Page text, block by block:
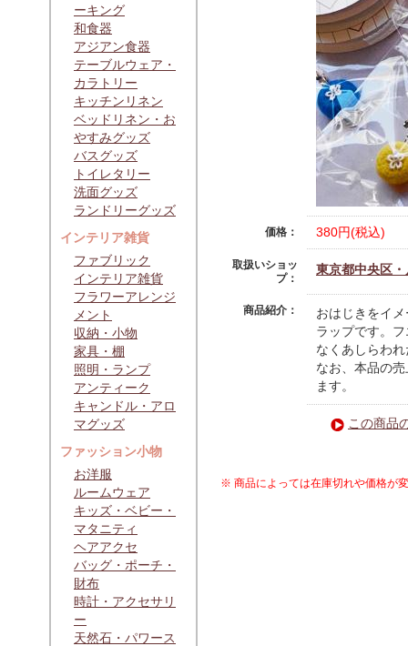
ーキング
和食器
アジアン食器
テーブルウェア・
カラトリー
キッチンリネン
ベッドリネン・お
やすみグッズ
バスグッズ
トイレタリー
洗面グッズ
ランドリーグッズ
インテリア雑貨
ファブリック
インテリア雑貨
フラワーアレンジ
メント
収納・小物
家具・棚
照明・ランプ
アンティーク
キャンドル・アロ
マグッズ
ファッション小物
お洋服
ルームウェア
キッズ・ベビー・
マタニティ
ヘアアクセ
バッグ・ポーチ・
財布
時計・アクセサリ
ー
天然石・パワース
価格： 380円(税込)
取扱いショッ
プ：
東京都中央区
商品紹介：
おはじきをイ
ラップです。
なくあしらわ
なお、本品の
ます。
この商品
※ 商品によっては在庫切れや価格が